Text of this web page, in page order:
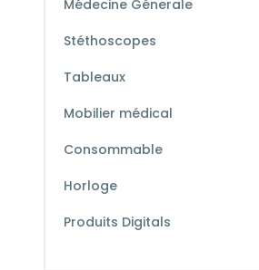
Médecine Génerale
Stéthoscopes
Tableaux
Mobilier médical
Consommable
Horloge
Produits Digitals